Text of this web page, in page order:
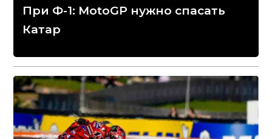
При Ф-1: MotoGP нужно спасать
Катар